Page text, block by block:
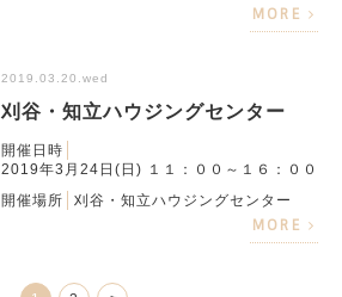
MORE
2019.03.20.wed
刈谷・知立ハウジングセンター
開催日時
2019年3月24日(日) １１：００～１６：００
開催場所
刈谷・知立ハウジングセンター
MORE